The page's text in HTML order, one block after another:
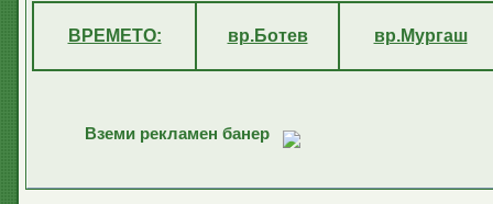
ВРЕМЕТО: вр.Ботев вр.Мургаш
Вземи рекламен банер